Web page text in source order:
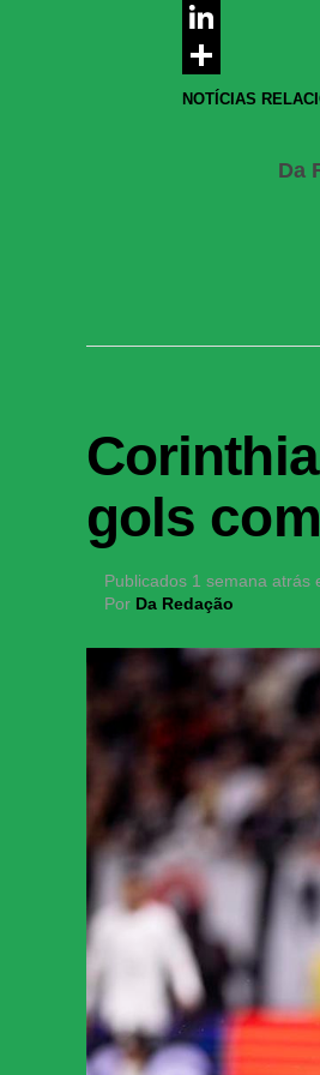
Messenger
LinkedIn
Share
NOTÍCIAS
Da
gols
Publicados 1 semana atrás
Por Da Redação